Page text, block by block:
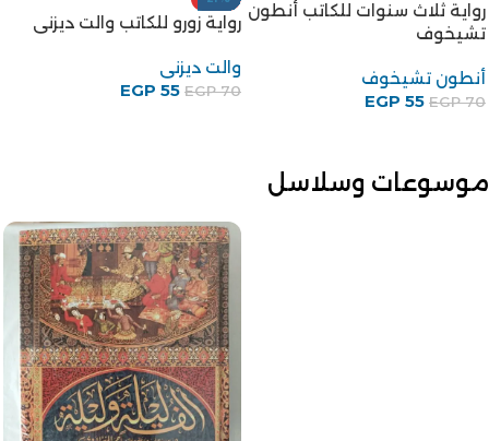
رواية ثلاث سنوات للكاتب أنطون
تشيخوف
أنطون تشيخوف
EGP70
EGP 55
رواية زورو للكاتب والت ديزنى
والت ديزنى
EGP70
EGP 55
موسوعات وسلاسل